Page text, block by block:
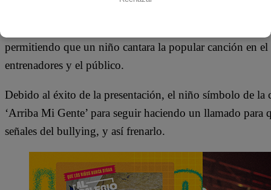
permitiendo que un niño cantara la popular canción en el
entrenadores y el público.
Debido al éxito de la presentación, el niño símbolo de la
‘Arriba Mi Gente’ para seguir haciendo un llamado para
señales del bullying, y así frenarlo.